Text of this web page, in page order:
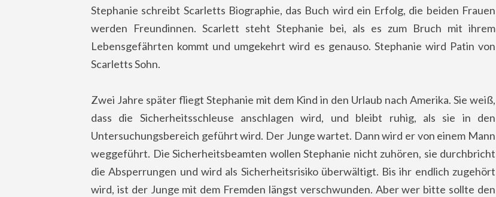
Stephanie schreibt Scarletts Biographie, das Buch wird ein Erfolg, die beiden Frauen
werden Freundinnen. Scarlett steht Stephanie bei, als es zum Bruch mit ihrem
Lebensgefährten kommt und umgekehrt wird es genauso. Stephanie wird Patin von
Scarletts Sohn.
Zwei Jahre später fliegt Stephanie mit dem Kind in den Urlaub nach Amerika. Sie weiß,
dass die Sicherheitsschleuse anschlagen wird, und bleibt ruhig, als sie in den
Untersuchungsbereich geführt wird. Der Junge wartet. Dann wird er von einem Mann
weggeführt. Die Sicherheitsbeamten wollen Stephanie nicht zuhören, sie durchbricht
die Absperrungen und wird als Sicherheitsrisiko überwältigt. Bis ihr endlich zugehört
wird, ist der Junge mit dem Fremden längst verschwunden. Aber wer bitte sollte den